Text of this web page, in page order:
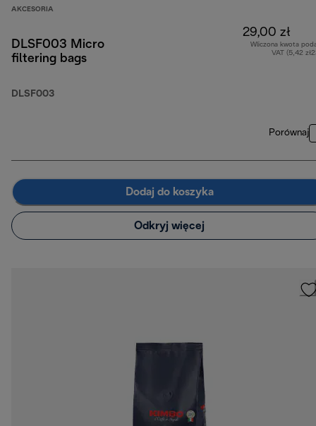
AKCESORIA
DLSF003 Micro
filtering bags
DLSF003
29,00 zł
Wliczona kwota
VAT (5,42
Porównaj
Dodaj do koszyka
Odkryj więcej